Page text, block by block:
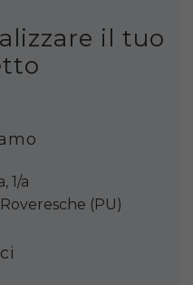
il tuo
1/a
(PU)